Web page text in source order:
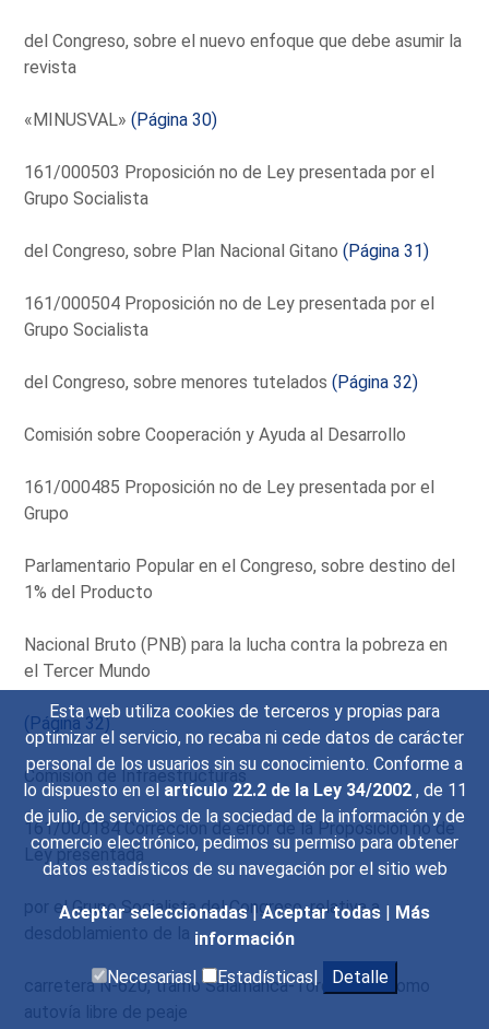
Esta web utiliza cookies de terceros y propias para
optimizar el servicio, no recaba ni cede datos de carácter
personal de los usuarios sin su conocimiento. Conforme a
lo dispuesto en el artículo 22.2 de la Ley 34/2002 , de 11
de julio, de servicios de la sociedad de la información y de
comercio electrónico, pedimos su permiso para obtener
datos estadísticos de su navegación por el sitio web
Aceptar seleccionadas|Aceptar todas | Más
información
Necesarias|
Estadísticas| Detalle
del Congreso, sobre el nuevo enfoque que debe asumir la
revista
«MINUSVAL»(Página 30)
161/000503 Proposición no de Ley presentada por el
Grupo Socialista
del Congreso, sobre Plan Nacional Gitano(Página 31)
161/000504 Proposición no de Ley presentada por el
Grupo Socialista
del Congreso, sobre menores tutelados(Página 32)
Comisión sobre Cooperación y Ayuda al Desarrollo
161/000485 Proposición no de Ley presentada por el
Grupo
Parlamentario Popular en el Congreso, sobre destino del
1% del Producto
Nacional Bruto (PNB) para la lucha contra la pobreza en
el Tercer Mundo
(Página 32)
Comisión de Infraestructuras
161/000184 Corrección de error de la Proposición no de
Ley presentada
por el Grupo Socialista del Congreso, relativa a
desdoblamiento de la
carretera N-620, tramo Salamanca-Tordesillas, como
autovía libre de peaje